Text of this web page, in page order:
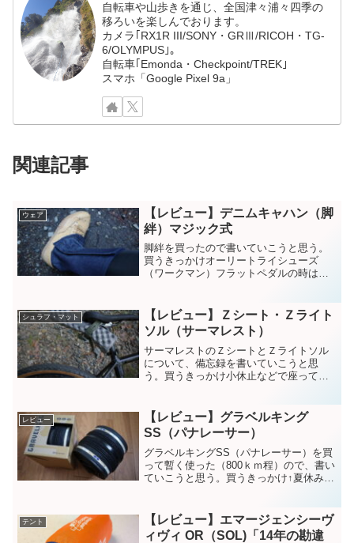
自転車や山歩きを通じ、全国津々浦々四季の
移ろいを楽しんでおります。
カメラ｢RX1R III/SONY・GRⅢ/RICOH・TG-
6/OLYMPUS｣。
自転車｢Emonda・Checkpoint/TREK｣
スマホ「Google Pixel 9a」
関連記事
ウェア
【レビュー】デニムキャハン（脚
絆）マジック式
脚絆を買ったので書いていこうと思う。
買うきっかけオーリートライシューズ
（ワークマン）フラットペダルの時は、
時、靴の中に枝や小石が入ってきて往生
する。↑そんな時の為に、登...
シュラフ・マット
【レビュー】Ｚシート・Ｚライト
ソル（サーマレスト）
サーマレストのＺシートとＺライトソル
について、備忘録を書いていこうと思
う。買うきっかけ小休止などで座ってい
土や石やベンチなどで座る・・・お尻痛
くなってくる買ってみて7年...
レビュー
【レビュー】グラベルキング
SS（パナレーサー）
グラベルキングSS（パナレーサー）を買
って暫く使った（800ｋｍ程）ので、書い
ていこうと思う。買うきっかけ↑夏休み道
ら、グラベルキングSKあたりが良いかと
思う。しかし舗...
テント
【レビュー】エマージェンシーヴ
ィヴィ OR（SOL)「14年の勘違